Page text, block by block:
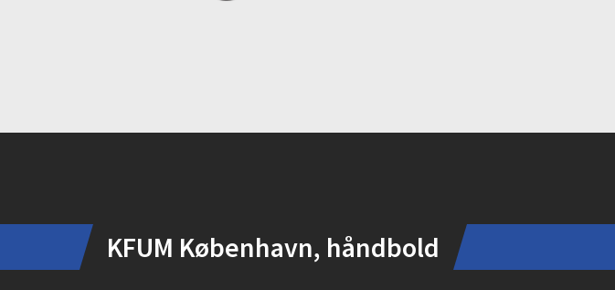
KFUM København, håndbold